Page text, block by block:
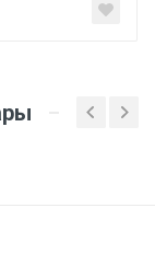
содержатся
и
Минская